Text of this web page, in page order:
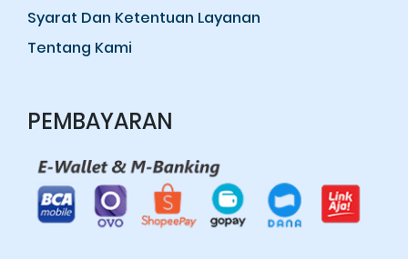
Syarat Dan Ketentuan Layanan
Tentang Kami
PEMBAYARAN